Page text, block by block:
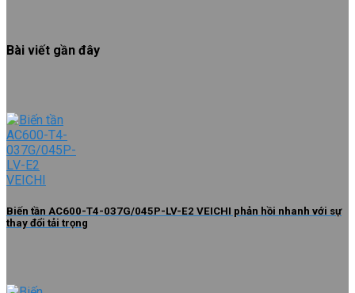
Bài viết gần đây
Biến tần AC600-T4-037G/045P-LV-E2 VEICHI phản hồi nhanh với sự
thay đổi tải trọng